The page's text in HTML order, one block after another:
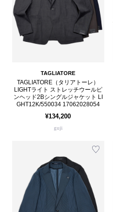
TAGLIATORE
TAGLIATORE（タリアトーレ）
LIGHTライト ストレッチウールピ
ンヘッド2Bシングルジャケット LI
GHT12K/550034 17062028054
¥134,200
guji